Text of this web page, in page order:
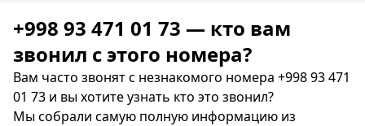
+998 93 471 01 73 — кто вам
звонил c этого номера?
Вам часто звонят с незнакомого номера +998 93 471
01 73 и вы хотите узнать кто это звонил?
Мы собрали самую полную информацию из